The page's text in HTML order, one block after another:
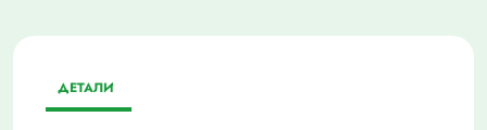
ДЕТАЛИ